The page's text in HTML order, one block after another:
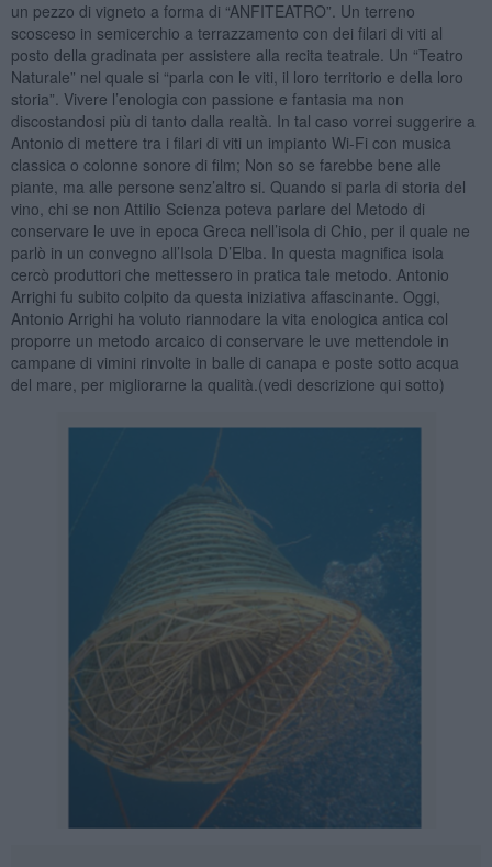
un pezzo di vigneto a forma di “ANFITEATRO”. Un terreno
scosceso in semicerchio a terrazzamento con dei filari di viti al
posto della gradinata per assistere alla recita teatrale. Un “Teatro
Naturale” nel quale si “parla con le viti, il loro territorio e della loro
storia”. Vivere l’enologia con passione e fantasia ma non
discostandosi più di tanto dalla realtà. In tal caso vorrei suggerire a
Antonio di mettere tra i filari di viti un impianto Wi-Fi con musica
classica o colonne sonore di film; Non so se farebbe bene alle
piante, ma alle persone senz’altro si. Quando si parla di storia del
vino, chi se non Attilio Scienza poteva parlare del Metodo di
conservare le uve in epoca Greca nell’isola di Chio, per il quale ne
parlò in un convegno all’Isola D’Elba. In questa magnifica isola
cercò produttori che mettessero in pratica tale metodo. Antonio
Arrighi fu subito colpito da questa iniziativa affascinante. Oggi,
Antonio Arrighi ha voluto riannodare la vita enologica antica col
proporre un metodo arcaico di conservare le uve mettendole in
campane di vimini rinvolte in balle di canapa e poste sotto acqua
del mare, per migliorarne la qualità.(vedi descrizione qui sotto)